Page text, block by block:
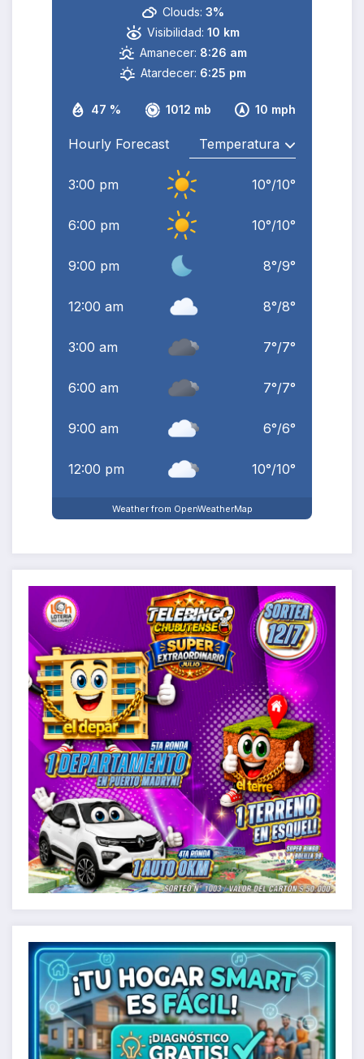
47 % 1012 mb 10 mph
Clouds: 3%
Visibilidad: 10 km
Amanecer: 8:26 am
Atardecer: 6:25 pm
Hourly Forecast
3:00 pm 10°/10°
6:00 pm 10°/10°
9:00 pm 8°/9°
12:00 am 8°/8°
3:00 am 7°/7°
6:00 am 7°/7°
9:00 am 6°/6°
12:00 pm 10°/10°
Weather from OpenWeatherMap